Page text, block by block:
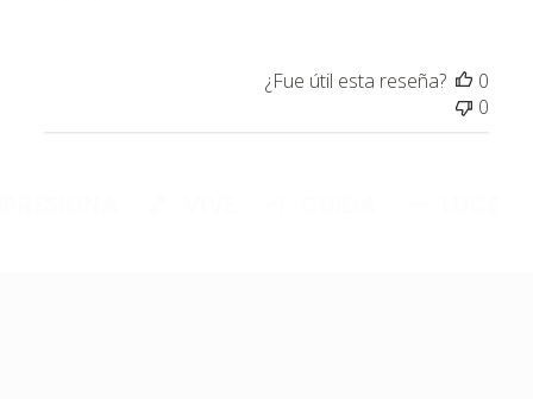
¿Fue útil esta reseña?
0
0